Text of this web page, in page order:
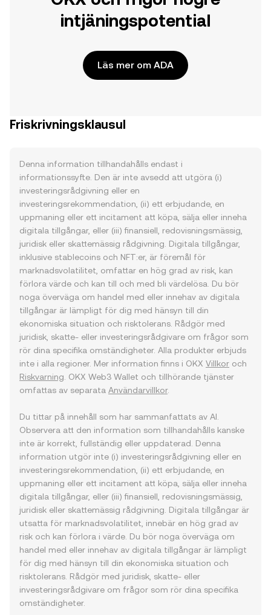
intjäningspotential
Läs mer om ADA
Friskrivningsklausul
Denna information tillhandahålls endast i
informationssyfte. Den är inte avsedd att utgöra (i)
investeringsrådgivning eller en
investeringsrekommendation, (ii) ett erbjudande, en
uppmaning eller ett incitament att köpa, sälja eller inneha
digitala tillgångar, eller (iii) finansiell, redovisningsmässig,
juridisk eller skattemässig rådgivning. Digitala tillgångar,
inklusive stablecoins och NFT:er, är föremål för
marknadsvolatilitet, omfattar en hög grad av risk, kan
förlora värde och kan till och med bli värdelösa. Du bör
noga överväga om handel med eller innehav av digitala
tillgångar är lämpligt för dig med hänsyn till din
ekonomiska situation och risktolerans. Rådgör med
juridisk, skatte- eller investeringsrådgivare om frågor som
rör dina specifika omständigheter. Alla produkter erbjuds
inte i alla regioner. Mer information finns i OKX Villkor och
Riskvarning . OKX Web3 Wallet och tillhörande tjänster
omfattas av separata Användarvillkor.
Du tittar på innehåll som har sammanfattats av AI.
Observera att den information som tillhandahålls kanske
inte är korrekt, fullständig eller uppdaterad. Denna
information utgör inte (i) investeringsrådgivning eller en
investeringsrekommendation, (ii) ett erbjudande, en
uppmaning eller ett incitament att köpa, sälja eller inneha
digitala tillgångar, eller (iii) finansiell, redovisningsmässig,
juridisk eller skattemässig rådgivning. Digitala tillgångar är
utsatta för marknadsvolatilitet, innebär en hög grad av
risk och kan förlora i värde. Du bör noga överväga om
handel med eller innehav av digitala tillgångar är lämpligt
för dig med hänsyn till din ekonomiska situation och
risktolerans. Rådgör med juridisk, skatte- eller
investeringsrådgivare om frågor som rör dina specifika
omständigheter.